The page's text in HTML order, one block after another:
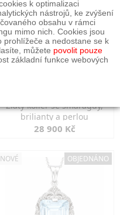
Zlatý kolier se smaragdy,
brilianty a perlou
28 900 Kč
NOVÉ OBJEDNÁNO
k optimalizaci
nástrojů, ke zvýšení
obsahu v rámci
mimo nich. Cookies jsou
prohlížeče a nedostane se k
můžete povolit pouze
základní funkce webových